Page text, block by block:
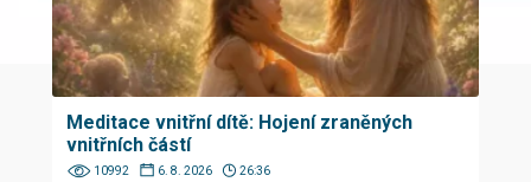
Meditace vnitřní dítě: Hojení zraněných
vnitřních částí
10992 6. 8. 2026 26:36